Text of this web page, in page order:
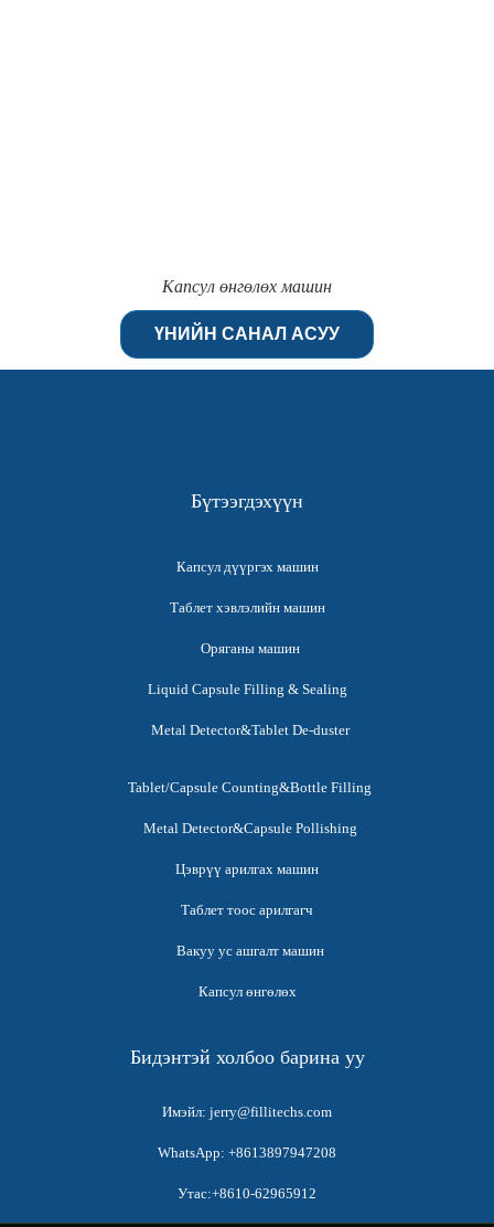
Капсул өнгөлөх машин
ҮНИЙН САНАЛ АСУУ
Бүтээгдэхүүн
Капсул дүүргэх машин
Таблет хэвлэлийн машин
Оряганы машин
Liquid Capsule Filling & Sealing
Metal Detector&Tablet De-duster
Tablet/Capsule Counting&Bottle Filling
Metal Detector&Capsule Pollishing
Цэврүү арилгах машин
Таблет тоос арилгагч
Вакуу ус ашгалт машин
Капсул өнгөлөх
Бидэнтэй холбоо барина уу
Имэйл: jerry@fillitechs.com
WhatsApp: +8613897947208
Утас:+8610-62965912